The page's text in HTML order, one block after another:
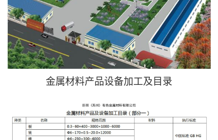
金属材料产品设备加工及目录